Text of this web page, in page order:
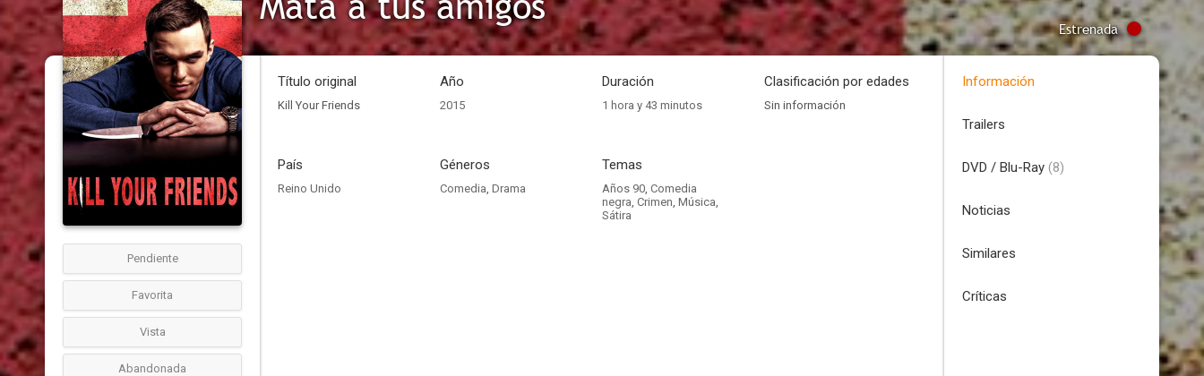
Estrenada
Pendiente
Favorita
Vista
Abandonada
Título original
Kill Your Friends
Año
2015
Duración
1 hora y 43 minutos
Clasificación por edades
Sin información
País
Reino Unido
Géneros
Comedia, Drama
Temas
Años 90, Comedia
negra, Crimen, Música,
Sátira
Información
Trailers
DVD / Blu-Ray (8)
Noticias
Similares
Críticas